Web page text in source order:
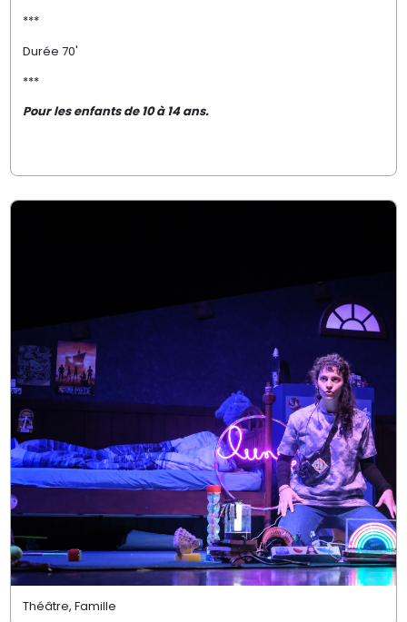
***
Durée 70'
***
Pour les enfants de 10 à 14 ans.
Théâtre, Famille